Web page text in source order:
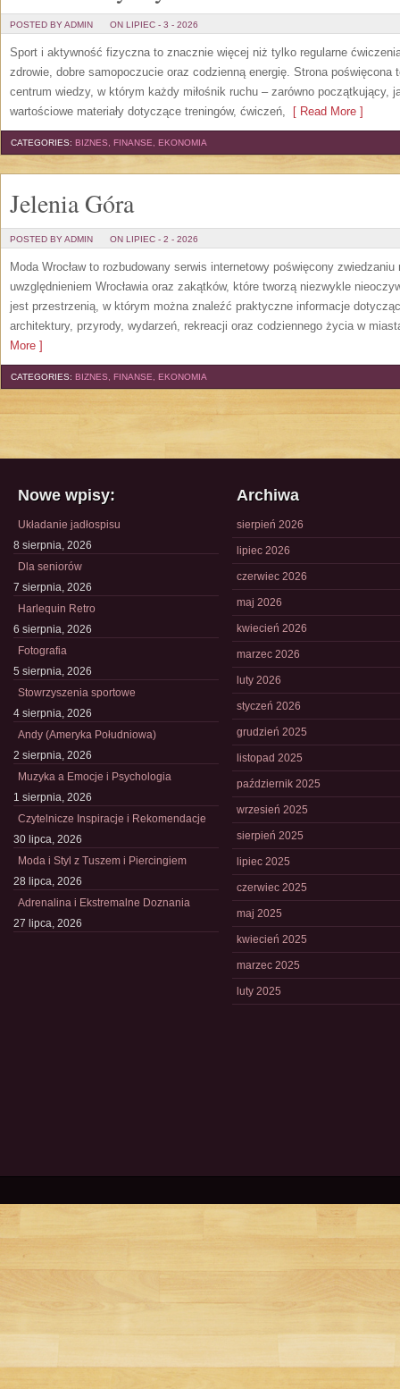
POSTED BY ADMIN ON LIPIEC - 3 - 2026
Sport i aktywność fizyczna to znacznie więcej niż tylko regularne
zdrowie, dobre samopoczucie oraz codzienną energię. Strona poświęcona
centrum wiedzy, w którym każdy miłośnik ruchu – zarówno początkujący,
wartościowe materiały dotyczące treningów, ćwiczeń, [ Read More ]
CATEGORIES: BIZNES, FINANSE, EKONOMIA
Jelenia Góra
POSTED BY ADMIN ON LIPIEC - 2 - 2026
Moda Wrocław to rozbudowany serwis internetowy poświęcony
uwzględnieniem Wrocławia oraz zakątków, które tworzą niezwykle
jest przestrzenią, w którym można znaleźć praktyczne informacje
architektury, przyrody, wydarzeń, rekreacji oraz codziennego życia w
More ]
CATEGORIES: BIZNES, FINANSE, EKONOMIA
Nowe wpisy:
Układanie jadłospisu
8 sierpnia, 2026
Dla seniorów
7 sierpnia, 2026
Harlequin Retro
6 sierpnia, 2026
Fotografia
5 sierpnia, 2026
Stowrzyszenia sportowe
4 sierpnia, 2026
Andy (Ameryka Południowa)
2 sierpnia, 2026
Muzyka a Emocje i Psychologia
1 sierpnia, 2026
Czytelnicze Inspiracje i Rekomendacje
30 lipca, 2026
Moda i Styl z Tuszem i Piercingiem
28 lipca, 2026
Adrenalina i Ekstremalne Doznania
27 lipca, 2026
Archiwa
sierpień 2026
lipiec 2026
czerwiec 2026
maj 2026
kwiecień 2026
marzec 2026
luty 2026
styczeń 2026
grudzień 2025
listopad 2025
październik 2025
wrzesień 2025
sierpień 2025
lipiec 2025
czerwiec 2025
maj 2025
kwiecień 2025
marzec 2025
luty 2025